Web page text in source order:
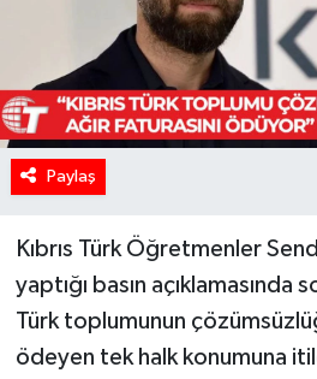
Paylaş
Kıbrıs Türk Öğretmenler
yaptığı basın açıklamasında
Türk toplumunun
ödeyen tek halk konumuna